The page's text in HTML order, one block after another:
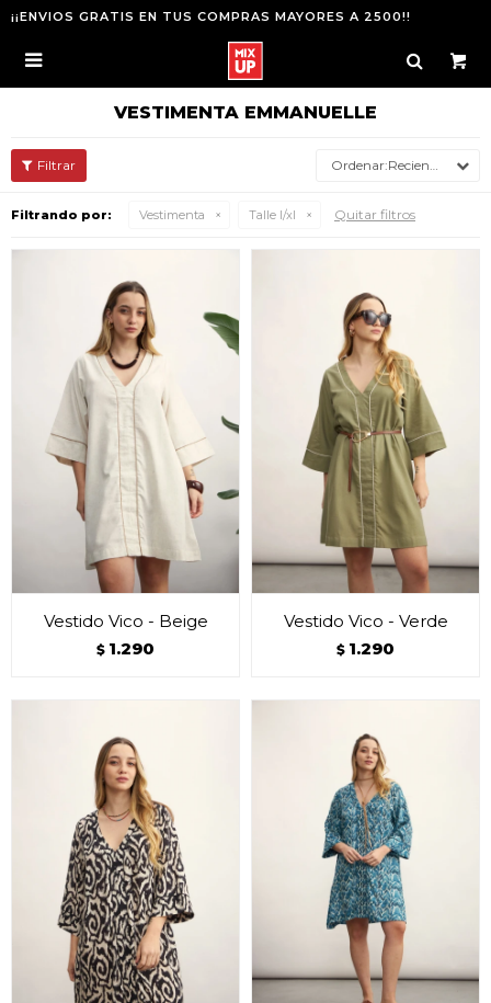
¡¡ENVIOS GRATIS EN TUS COMPRAS MAYORES A 2500!!

VESTIMENTA EMMANUELLE
Recientes
Filtrando por: Vestimenta Talle l/xl Quitar filtros
Vestido Vico - Beige
$ 1.290
Vestido Vico - Verde
$ 1.290